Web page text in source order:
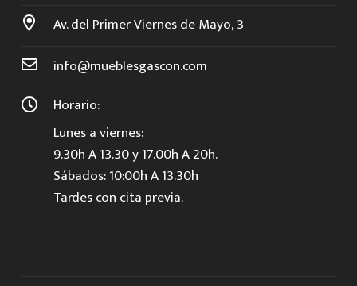
Av. del Primer Viernes de Mayo, 3
info@mueblesgascon.com
Horario:
Lunes a viernes:
9.30h A 13.30 y 17.00h A 20h.
Sábados: 10:00h A 13.30h
Tardes con cita previa.